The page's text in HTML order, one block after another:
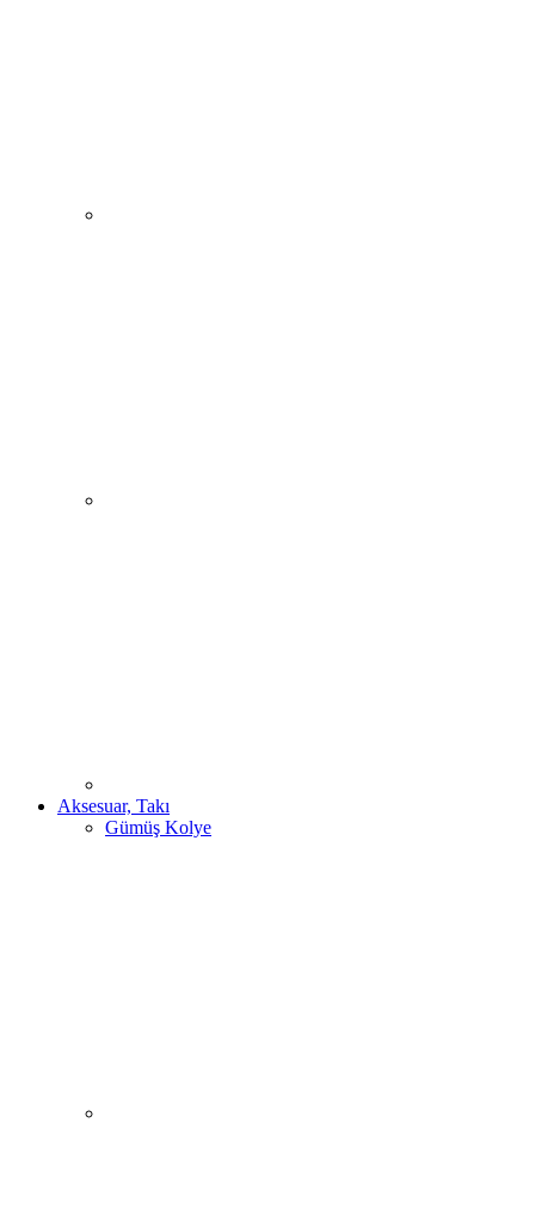
Aksesuar, Takı
Gümüş Kolye